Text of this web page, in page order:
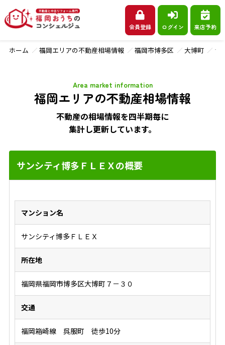
会員登録 ログイン 来店予約
ホーム 福岡エリアの不動産相場情報 福岡市博多区 大博町 サ
福岡エリアの不動産相場情報
Area market information
不動産の相場情報を四半期毎に
集計し更新しています。
サンシティ博多ＦＬＥＸの概要
マンション名
サンシティ博多ＦＬＥＸ
所在地
福岡県福岡市博多区大博町７－３０
交通
福岡箱崎線 呉服町 徒歩10分